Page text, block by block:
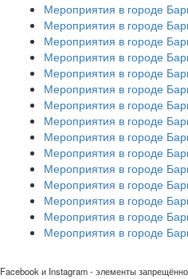
Мероприятия в городе
Мероприятия в городе
Мероприятия в городе
Мероприятия в городе
Мероприятия в городе
Мероприятия в городе
Мероприятия в городе
Мероприятия в городе
Мероприятия в городе
Мероприятия в городе
Мероприятия в городе
Мероприятия в городе
Мероприятия в городе
Мероприятия в городе
Мероприятия в городе
Facebook и Instagram - элементы